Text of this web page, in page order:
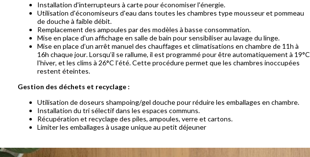
Installation d'interrupteurs à carte pour économiser l'énergie.
Utilisation d'économiseurs d'eau dans toutes les chambres type mousseur et pommeau
de douche à faible débit.
Remplacement des ampoules par des modèles à basse consommation.
Mise en place d'un affichage en salle de bain pour sensibiliser au lavage du linge.
Mise en place d’un arrêt manuel des chauffages et climatisations en chambre de 11h à
16h chaque jour. Lorsqu’il se rallume, il est programmé pour être automatiquement à 19°C
l’hiver, et les clims à 26°C l’été. Cette procédure permet que les chambres inoccupées
restent éteintes.
Gestion des déchets et recyclage :
Utilisation de doseurs shampoing/gel douche pour réduire les emballages en chambre.
Installation du tri sélectif dans les espaces communs.
Récupération et recyclage des piles, ampoules, verre et cartons.
Limiter les emballages à usage unique au petit déjeuner